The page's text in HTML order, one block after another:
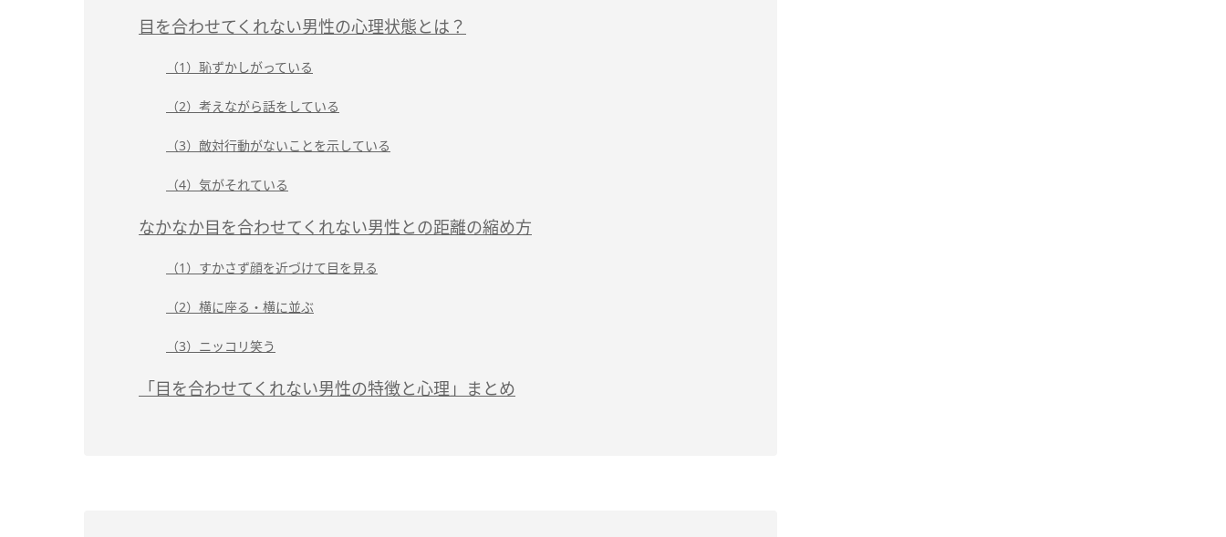
目を合わせてくれない男性の心理状態とは？
（1）恥ずかしがっている
（2）考えながら話をしている
（3）敵対行動がないことを示している
（4）気がそれている
なかなか目を合わせてくれない男性との距離の縮め方
（1）すかさず顔を近づけて目を見る
（2）横に座る・横に並ぶ
（3）ニッコリ笑う
「目を合わせてくれない男性の特徴と心理」まとめ